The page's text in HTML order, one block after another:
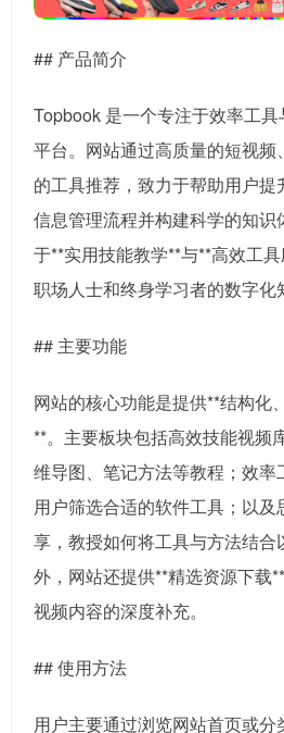
## 产品简介
Topbook 是一个专注于效率工
平台。网站通过高质量的短视
的工具推荐，致力于帮助用户
信息管理流程并构建科学的知
于**实用技能教学**与**高效工
职场人士和终身学习者的数字化
## 主要功能
网站的核心功能是提供**结构化
**。主要板块包括高效技能视频
维导图、笔记方法等教程；效
用户筛选合适的软件工具；以及
享，教授如何将工具与方法结
外，网站还提供**精选资源下载
视频内容的深度补充。
## 使用方法
用户主要通过浏览网站首页或